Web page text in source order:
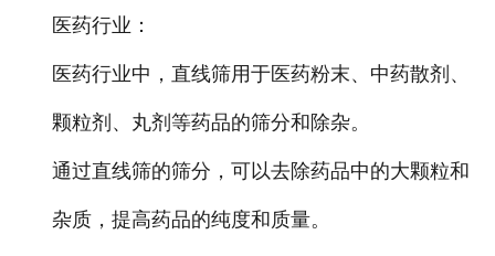
医药行业 ：
医药行业中，直线筛用于医药粉末、中药散剂、
颗粒剂、丸剂等药品的筛分和除杂。
通过直线筛的筛分，可以去除药品中的大颗粒和
杂质，提高药品的纯度和质量。